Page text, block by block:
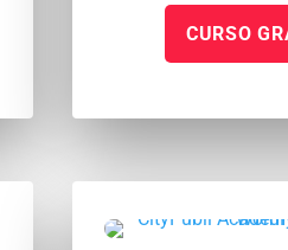
CURSO